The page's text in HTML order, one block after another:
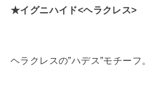
★イグニハイド<ヘラクレス>
ヘラクレスの”ハデス”モチーフ。